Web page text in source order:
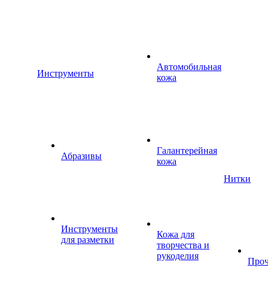
Инструменты
Абразивы
Инструменты
для разметки
Автомобильная
кожа
Галантерейная
кожа
Кожа для
творчества и
рукоделия
Нитки